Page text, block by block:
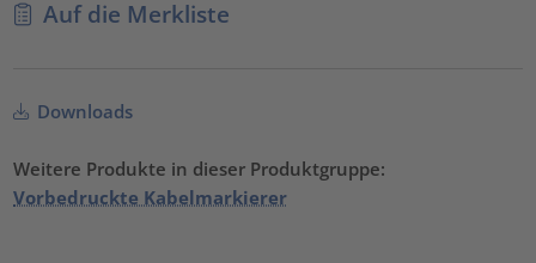
Auf die Merkliste
Downloads
Weitere Produkte in dieser Produktgruppe:
Vorbedruckte Kabelmarkierer